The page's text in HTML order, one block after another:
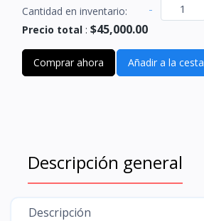
Cantidad en inventario: -
Precio total : $45,000.00
Comprar ahora Añadir a la cesta
Descripción general
Descripción